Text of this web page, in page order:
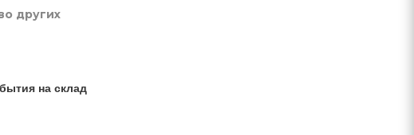
других
на склад